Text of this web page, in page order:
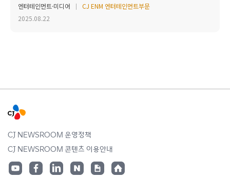
엔터테인먼트·미디어
CJ ENM 엔터테인먼트부문
2025.08.22
CJ NEWSROOM 운영정책
CJ NEWSROOM 콘텐츠 이용안내